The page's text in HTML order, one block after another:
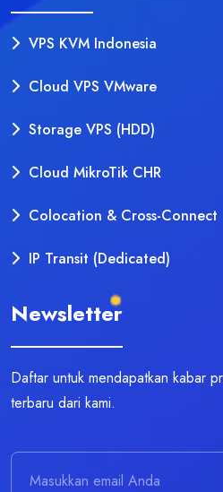
VPS KVM Indonesia
Cloud VPS VMware
Storage VPS (HDD)
Cloud MikroTik CHR
Colocation & Cross-Connect
IP Transit (Dedicated)
Newsletter
Daftar untuk mendapatkan kabar
terbaru dari kami.